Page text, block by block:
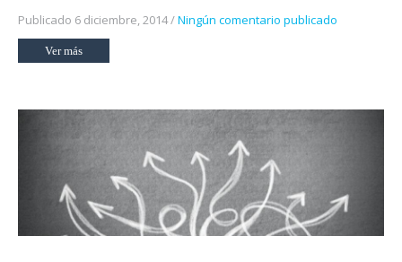
Publicado 6 diciembre, 2014 /Ningún comentario publicado
Ver más